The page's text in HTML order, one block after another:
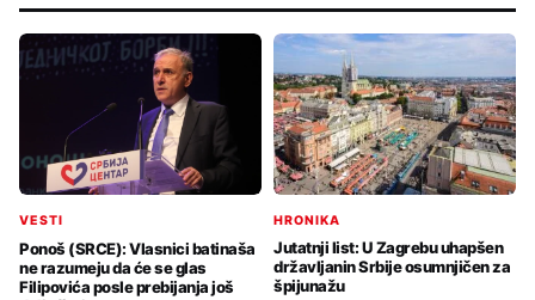
VESTI
Ponoš (SRCE): Vlasnici batinaša
ne razumeju da će se glas
Filipovića posle prebijanja još
HRONIKA
Jutatnji list: U Zagrebu uhapšen
državljanin Srbije osumnjičen za
špijunažu